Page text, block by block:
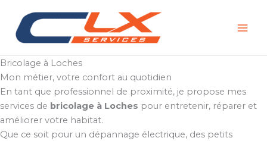
contenu
Bricolage à Loches
Mon métier, votre confort au quotidien
En tant que professionnel de proximité, je propose mes
services de bricolage à Loches pour entretenir, réparer et
améliorer votre habitat.
Que ce soit pour un dépannage électrique, des petits